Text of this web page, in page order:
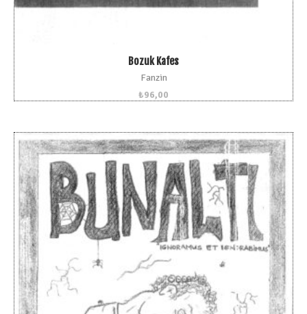
Bozuk Kafes
Fanzin
₺96,00